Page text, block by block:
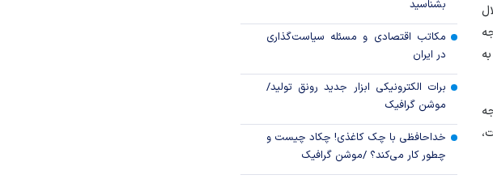
قیمت دلار و یورو مرکز مبادله ایران؛
امروز پنجشنبه ۱۵ مرداد ۱۴۰۵
سقوط ارزهای صادراتی در سیاهچاله
کارت‌های بازرگانی
بشناسید
مکاتب اقتصادی و مسئله سیاست‌گذاری
در ایران
برات الکترونیکی ابزار جدید رونق تولید/
موشن گرافیک
خداحافظی با چک کاغذی! چکاد چیست و
چطور کار می‌کند؟ /موشن گرافیک